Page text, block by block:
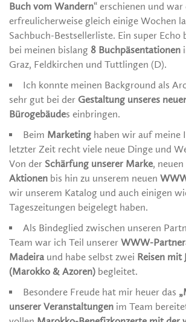
Buch vom Wandern“ erschienen und war
erfreulicherweise gleich einige Wochen
Sachbuch-Bestsellerliste. Ein super Echo
bei meinen bislang 8 Buchpäsentationen
Graz, Feldkirchen und Tuttlingen (D).
Ich konnte meinen Background als
sehr gut bei der Gestaltung unseres
Bürogebäudes einbringen.
Beim Marketing haben wir auf meine
letzter Zeit recht viele neue Dinge und
Von der Schärfung unserer Marke, neuen
Aktionen bis hin zu unserem neuen
wir unserem Katalog und auch einigen
Tageszeitungen beigelegt haben.
Als Bindeglied zwischen unseren
Team war ich Teil unserer WWW-
Madeira und habe selbst zwei Reisen mit
(Marokko & Azoren) begleitet.
Besondere Freude hat mir heuer das
unserer Veranstaltungen im Team